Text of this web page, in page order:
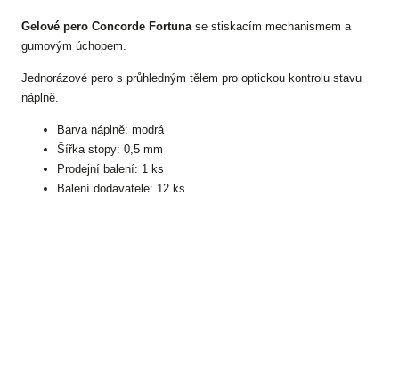
Gelové pero Concorde Fortunase stiskacím mechanismem a
gumovým úchopem.
Jednorázové pero s průhledným tělem pro optickou kontrolu stavu
náplně.
Barva náplně: modrá
Šířka stopy: 0,5 mm
Prodejní balení: 1 ks
Balení dodavatele: 12 ks